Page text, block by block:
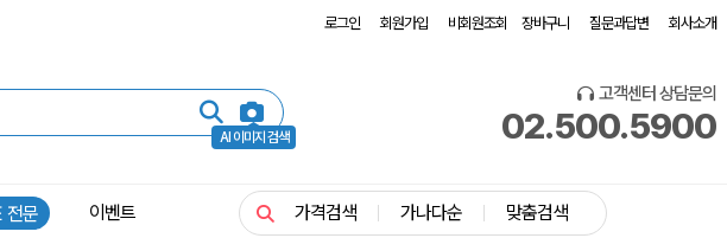
로그인 회원가입 비회원조회 장바구니 질문과답변 회사소개
AI 이미지 검색
고객센터 상담문의
02.500.5900
전문 이벤트 가격검색 가나다순 맞춤검색